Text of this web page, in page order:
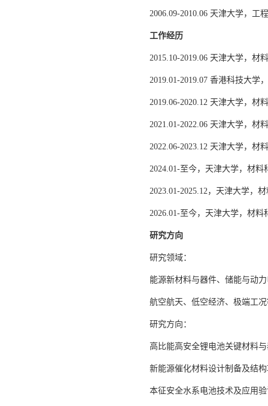
2006.09-2010.06 天津大学，工
工作经历
2015.10-2019.06 天津大学，材
2019.01-2019.07 香港科技大学
2019.06-2020.12 天津大学，材
2021.01-2022.06 天津大学，材
2022.06-2023.12 天津大学，材
2024.01-至今，天津大学，材
2023.01-2025.12，天津大学，
2026.01-至今，天津大学，材
研究方向
研究领域：
能源新材料与器件、储能与动
航空航天、低空经济、极端工
研究方向：
高比能高安全锂电池关键材料
新能源催化材料设计制备及结
本征安全水系电池技术及应用